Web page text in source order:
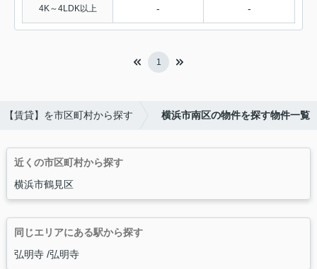
4K～4LDK以上 - -
1
【賃貸】を市区町村から探す 横浜市南区の物件を探す物件一覧
近くの市区町村から探す
横浜市鶴見区
同じエリアにある駅から探す
弘明寺 弘明寺